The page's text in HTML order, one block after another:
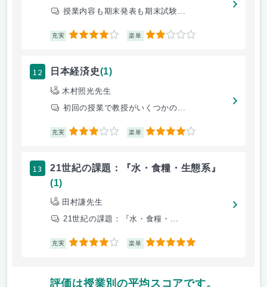
授業内容も期末発表も期末試験...
充実 4 楽単 2
12 日本経済史(1)
木村照光先生
初回の授業で教授がいくつかの...
充実 3 楽単 4
13
21世紀の課題：『水・食糧・生態系』
(1)
田村謙先生
21世紀の課題：『水・食糧・...
充実 4 楽単 5
評価は授業別の平均スコアです。